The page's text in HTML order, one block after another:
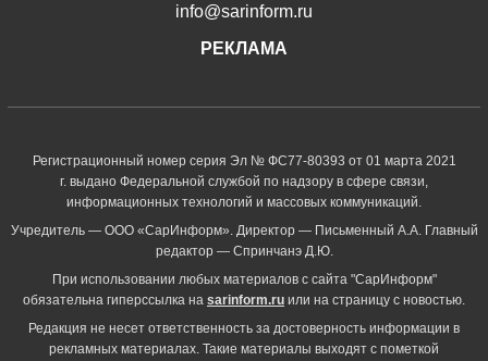
info@sarinform.ru
РЕКЛАМА
Регистрационный номер серия Эл № ФС77-80393 от 01 марта 2021
г. выдано Федеральной службой по надзору в сфере связи,
информационных технологий и массовых коммуникаций.
Учредитель — ООО «СарИнформ». Директор — Письменный А.А. Главный
редактор — Спринчанэ Д.Ю.
При использовании любых материалов с сайта "СарИнформ"
обязательна гиперссылка на sarinform.ru или на страницу с новостью.
Редакция не несет ответственность за достоверность информации в
рекламных материалах. Такие материалы выходят с пометкой